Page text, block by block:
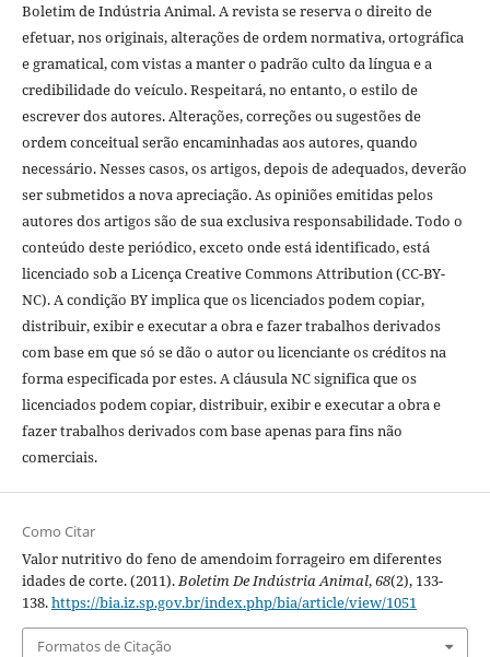
Boletim de Indústria Animal. A revista se reserva o direito de
efetuar, nos originais, alterações de ordem normativa, ortográfica
e gramatical, com vistas a manter o padrão culto da língua e a
credibilidade do veículo. Respeitará, no entanto, o estilo de
escrever dos autores. Alterações, correções ou sugestões de
ordem conceitual serão encaminhadas aos autores, quando
necessário. Nesses casos, os artigos, depois de adequados, deverão
ser submetidos a nova apreciação. As opiniões emitidas pelos
autores dos artigos são de sua exclusiva responsabilidade. Todo o
conteúdo deste periódico, exceto onde está identificado, está
licenciado sob a Licença Creative Commons Attribution (CC-BY-
NC). A condição BY implica que os licenciados podem copiar,
distribuir, exibir e executar a obra e fazer trabalhos derivados
com base em que só se dão o autor ou licenciante os créditos na
forma especificada por estes. A cláusula NC significa que os
licenciados podem copiar, distribuir, exibir e executar a obra e
fazer trabalhos derivados com base apenas para fins não
comerciais.
Como Citar
Valor nutritivo do feno de amendoim forrageiro em diferentes
idades de corte. (2011).Boletim De Indústria Animal,68(2), 133-
138.https://bia.iz.sp.gov.br/index.php/bia/article/view/1051
Formatos de Citação